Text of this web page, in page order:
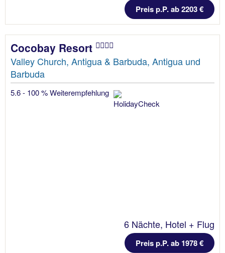
Preis p.P. ab 2203 €
Cocobay Resort
Valley Church, Antigua & Barbuda, Antigua und
Barbuda
5.6 - 100 % Weiterempfehlung
6 Nächte, Hotel + Flug
Preis p.P. ab 1978 €